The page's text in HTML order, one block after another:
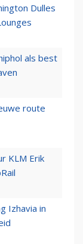
Dulles
als best
route
KLM Erik
Izhavia in